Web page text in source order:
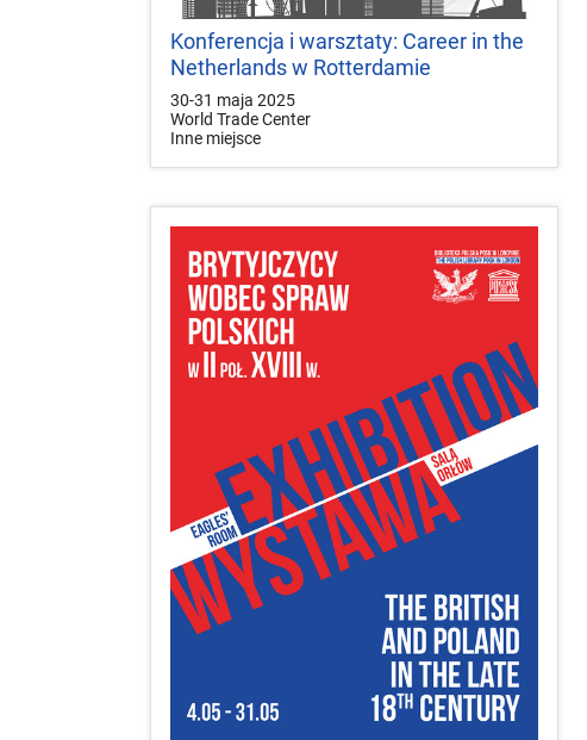
Konferencja i warsztaty: Career in the
Netherlands w Rotterdamie
30-31 maja 2025
World Trade Center
Inne miejsce